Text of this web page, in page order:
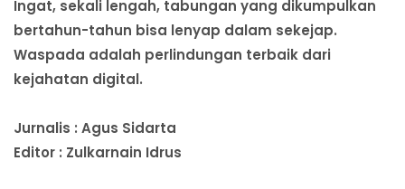
Ingat, sekali lengah, tabungan yang dikumpulkan
bertahun-tahun bisa lenyap dalam sekejap.
Waspada adalah perlindungan terbaik dari
kejahatan digital.
Jurnalis : Agus Sidarta
Editor : Zulkarnain Idrus